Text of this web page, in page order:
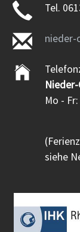
Tel.
nieder-
Mo -
siehe